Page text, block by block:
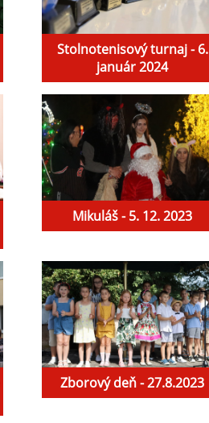
Stolnotenisový turnaj - 6.
január 2024
Mikuláš - 5. 12. 2023
Zborový deň - 27.8.2023